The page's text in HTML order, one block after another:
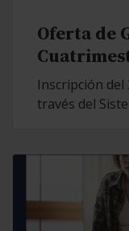
Oferta de
Inscripción del
través del